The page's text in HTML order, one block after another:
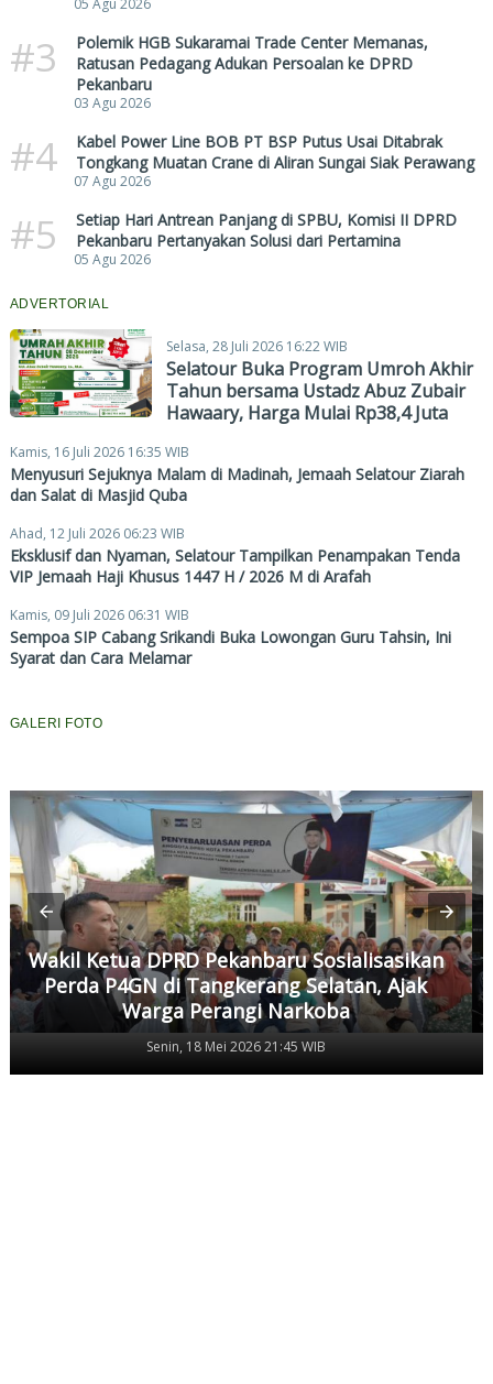
05 Agu 2026
#3
Polemik HGB Sukaramai Trade Center Memanas,
Ratusan Pedagang Adukan Persoalan ke DPRD
Pekanbaru
03 Agu 2026
#4
Kabel Power Line BOB PT BSP Putus Usai Ditabrak
Tongkang Muatan Crane di Aliran Sungai Siak Perawang
07 Agu 2026
#5
Setiap Hari Antrean Panjang di SPBU, Komisi II DPRD
Pekanbaru Pertanyakan Solusi dari Pertamina
05 Agu 2026
ADVERTORIAL
Selasa, 28 Juli 2026 16:22 WIB
Selatour Buka Program Umroh Akhir
Tahun bersama Ustadz Abuz Zubair
Hawaary, Harga Mulai Rp38,4 Juta
Kamis, 16 Juli 2026 16:35 WIB
Menyusuri Sejuknya Malam di Madinah, Jemaah Selatour Ziarah
dan Salat di Masjid Quba
Ahad, 12 Juli 2026 06:23 WIB
Eksklusif dan Nyaman, Selatour Tampilkan Penampakan Tenda
VIP Jemaah Haji Khusus 1447 H / 2026 M di Arafah
Kamis, 09 Juli 2026 06:31 WIB
Sempoa SIP Cabang Srikandi Buka Lowongan Guru Tahsin, Ini
Syarat dan Cara Melamar
GALERI FOTO
Komisi III DPRD Pekanbaru Fasilitasi Mediasi
Dugaan Kekerasan Murid di SDN 181, Kedua
Pihak Mulai Sepakat Damai
Senin, 11 Mei 2026 17:53 WIB